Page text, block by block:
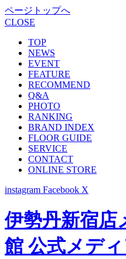
ページトップへ
CLOSE
TOP
NEWS
EVENT
FEATURE
RECOMMEND
Q&A
PHOTO
RANKING
BRAND INDEX
FLOOR GUIDE
SERVICE
CONTACT
ONLINE STORE
instagram Facebook X
伊勢丹新宿店
館 公式メデ